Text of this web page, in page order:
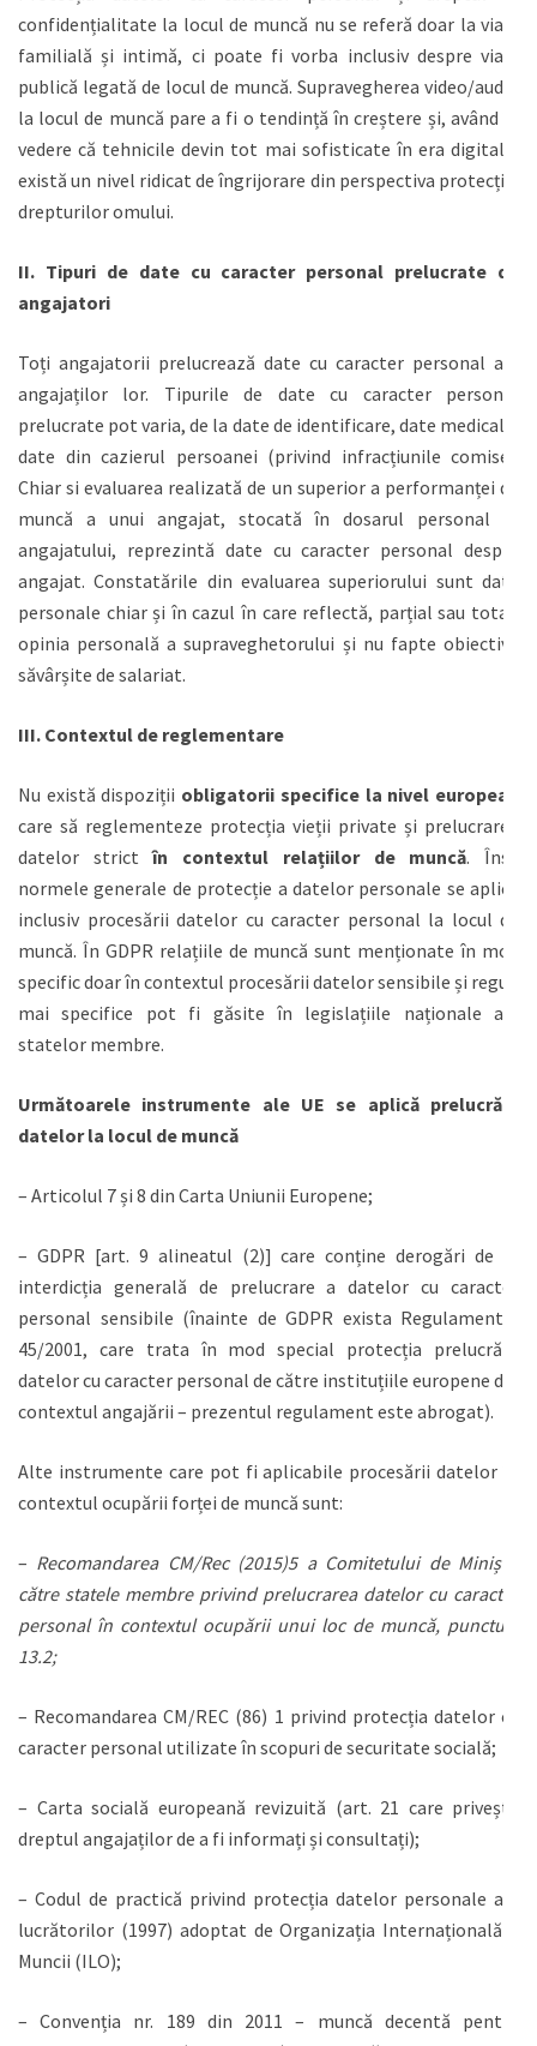
confidențialitate la locul de muncă nu se referă doar la viața
familială și intimă, ci poate fi vorba inclusiv despre viața
publică legată de locul de muncă. Supravegherea video/audio
la locul de muncă pare a fi o tendință în creștere și, având în
vedere că tehnicile devin tot mai sofisticate în era digitală,
există un nivel ridicat de îngrijorare din perspectiva protecției
drepturilor omului.
II. Tipuri de date cu caracter personal prelucrate de
angajatori
Toți angajatorii prelucrează date cu caracter personal ale
angajaților lor. Tipurile de date cu caracter personal
prelucrate pot varia, de la date de identificare, date medicale,
date din cazierul persoanei (privind infracțiunile comise).
Chiar si evaluarea realizată de un superior a performanței de
muncă a unui angajat, stocată în dosarul personal al
angajatului, reprezintă date cu caracter personal despre
angajat. Constatările din evaluarea superiorului sunt date
personale chiar și în cazul în care reflectă, parțial sau total,
opinia personală a supraveghetorului și nu fapte obiective
săvârșite de salariat.
III. Contextul de reglementare
Nu există dispoziții obligatorii specifice la nivel european
care să reglementeze protecția vieții private și prelucrarea
datelor strictîn contextul relațiilor de muncă. Însă
normele generale de protecție a datelor personale se aplică
inclusiv procesării datelor cu caracter personal la locul de
muncă. În GDPR relațiile de muncă sunt menționate în mod
specific doar în contextul procesării datelor sensibile și reguli
mai specifice pot fi găsite în legislațiile naționale ale
statelor membre.
Următoarele instrumente ale UE se aplică prelucrării
datelor la locul de muncă
– Articolul 7 și 8 din Carta Uniunii Europene;
– GDPR [art. 9 alineatul (2)] care conține derogări de la
interdicția generală de prelucrare a datelor cu caracter
personal sensibile (înainte de GDPR exista Regulamentul
45/2001, care trata în mod special protecția prelucrării
datelor cu caracter personal de către instituțiile europene din
contextul angajării – prezentul regulament este abrogat).
Alte instrumente care pot fi aplicabile procesării datelor în
contextul ocupării forței de muncă sunt:
– Recomandarea CM/Rec (2015)5 a Comitetului de Miniștri
către statele membre privind prelucrarea datelor cu caracter
personal în contextul ocupării unui loc de muncă, punctual
13.2;
– Recomandarea CM/REC (86) 1 privind protecția datelor cu
caracter personal utilizate în scopuri de securitate socială;
– Carta socială europeană revizuită (art. 21 care privește
dreptul angajaților de a fi informați și consultați);
– Codul de practică privind protecția datelor personale ale
lucrătorilor (1997) adoptat de Organizația Internațională a
Muncii (ILO);
– Convenția nr. 189 din 2011 – muncă decentă pentru